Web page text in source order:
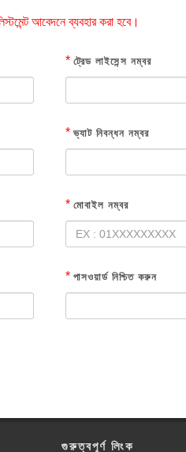
আবেদনে ব্যবহার করা হবে।
* ট্রেড লাইসেন্স নম্বর
* ভ্যাট নিবন্ধন নম্বর
* মোবাইল নম্বর
* পাসওয়ার্ড নিশ্চিত করুন
গুরুত্বপূর্ণ লিংক